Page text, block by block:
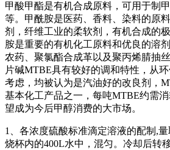
甲酸甲酯是有机合成原料，可用于制
等。甲酰胺是医药、香料、染料的原
剂，纤维工业的柔软剂，有机合成的
胺是重要的有机化工原料和优良的溶
农药、聚氯酯合成革以及聚丙烯腈抽
片碱MTBE具有较好的调和特性，从
考虑，均被认为是汽油好的改良剂，
基本化工产品之一，每吨MTBE约需
望成为今后甲醇消费的大市场。
1、各浓度硫酸标准滴定溶液的配制,
烧杯内的400L水中，混匀。冷却后转